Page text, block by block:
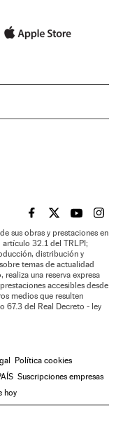
EL PAÍS BRASIL EN
EL PAÍSEL PAÍS
EL
sus obras y prestaciones en
artículo 32.1 del TRLPI;
distribución y
temas de actualidad
una reserva expresa
accesibles desde
medios que resulten
67.3 del Real Decreto - ley
Política cookies
Suscripciones empresas
hoy